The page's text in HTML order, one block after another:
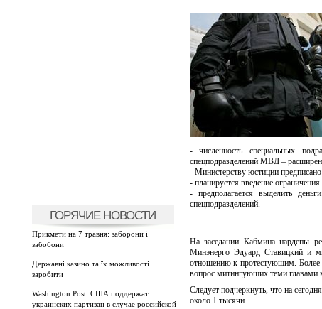
ГОРЯЧИЕ НОВОСТИ
Прикмети на 7 травня: заборони і
забобони
Державні казино та їх можливості
заробити
Washington Post: США поддержат
украинских партизан в случае российской
- численность специальных
спецподразделений МВД –
- Министерству юстиции
- планируется введение
- предполагается выделить
спецподразделений.
На заседании Кабмина нардепы
Минэнерго Эдуард Ставицкий и
отношению к протестующим. Более
вопрос митингующих теми главами
Следует подчеркнуть, что на
около 1 тысячи.